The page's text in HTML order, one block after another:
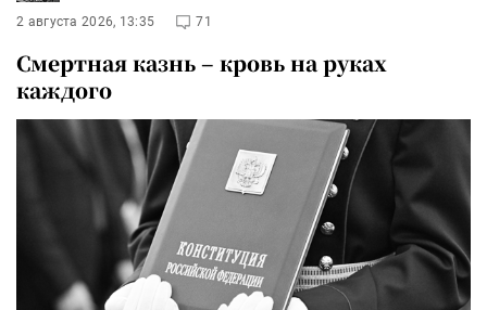
2 августа 2026, 13:35 71
Смертная казнь – кровь на руках
каждого